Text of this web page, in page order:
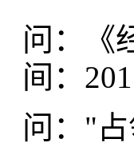
问：《
间：
问："